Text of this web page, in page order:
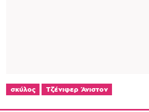
σκύλος Τζένιφερ Άνιστον